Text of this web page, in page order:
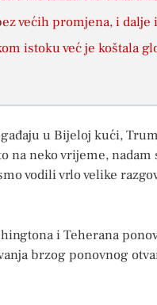
većih promjena, i dalje
istoku već je koštala
u Bijeloj kući,
na neko vrijeme,
vodili vrlo velike
i Teherana
brzog ponovnog